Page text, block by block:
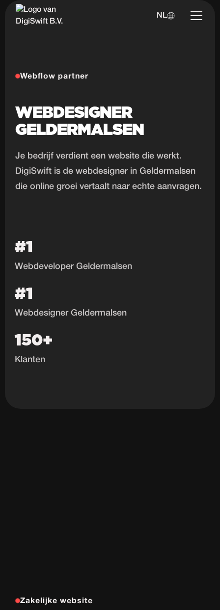
NL
Webflow partner
WEBDESIGNER
GELDERMALSEN
Je bedrijf verdient een website die werkt.
DigiSwift is de webdesigner in Geldermalsen
die online groei vertaalt naar echte aanvragen.
#1
Webdeveloper Geldermalsen
#1
Webdesigner Geldermalsen
150+
Klanten
Zakelijke website